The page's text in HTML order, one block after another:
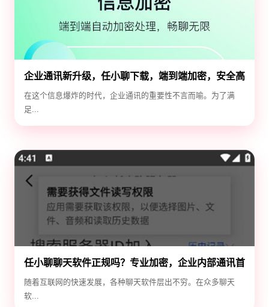
企业通讯新升级，任小聊下载，端到端加密，安全高
效！
在这个信息爆炸的时代，企业通讯的重要性不言而喻。为了满
足...
任小聊聊天软件正规吗？专业加密，企业内部通讯首
选！
随着互联网的快速发展，各种聊天软件层出不穷。在众多聊天
软...